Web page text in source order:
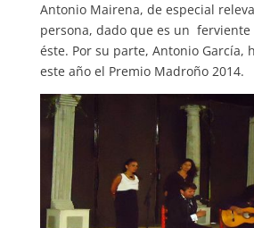
Antonio Mairena, de especial
persona, dado que es un
éste. Por su parte, Antonio García,
este año el Premio Madroño 2014.